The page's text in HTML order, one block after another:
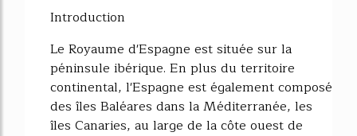
Introduction
Le Royaume d'Espagne est située sur la
péninsule ibérique. En plus du territoire
continental, l'Espagne est également composé
des îles Baléares dans la Méditerranée, les
îles Canaries, au large de la côte ouest de